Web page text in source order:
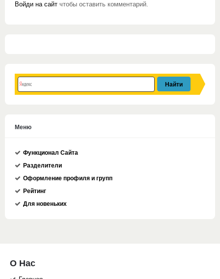
Войди на сайт чтобы оставить комментарий.
Меню
Функционал Сайта
Разделители
Оформление профиля и групп
Рейтинг
Для новеньких
О Нас